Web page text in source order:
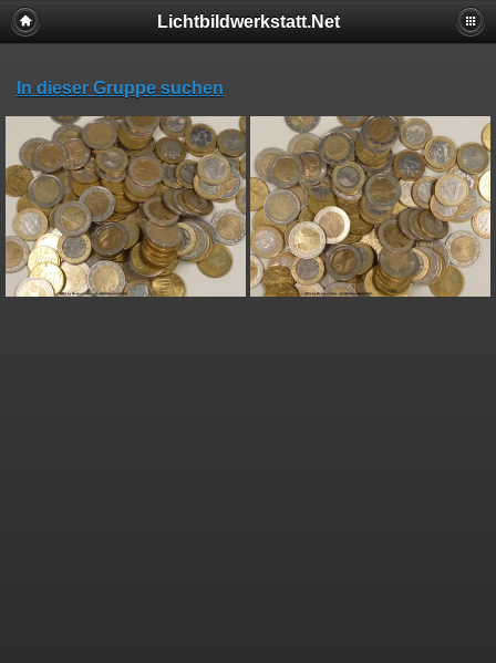
Lichtbildwerkstatt.Net
In dieser Gruppe suchen